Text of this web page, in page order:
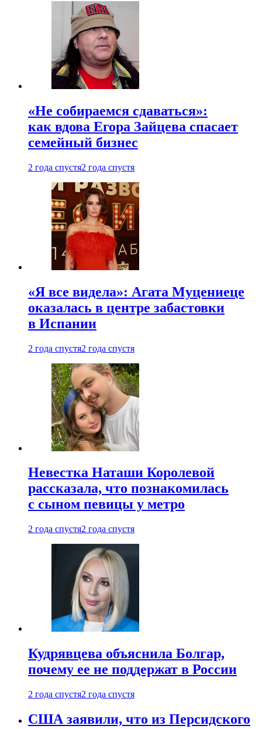
«Не собираемся сдаваться»:
как вдова Егора Зайцева спасает
семейный бизнес
2 года спустя2 года спустя
«Я все видела»: Агата Муцениеце
оказалась в центре забастовки
в Испании
2 года спустя2 года спустя
Невестка Наташи Королевой
рассказала, что познакомилась
с сыном певицы у метро
2 года спустя2 года спустя
Кудрявцева объяснила Болгар,
почему ее не поддержат в России
2 года спустя2 года спустя
США заявили, что из Персидского